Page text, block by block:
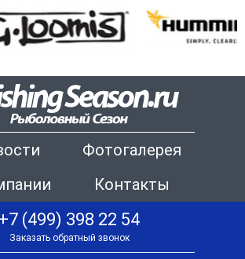
Фотогалерея
Контакты
+7 (499) 398 22 54
Заказать обратный звонок